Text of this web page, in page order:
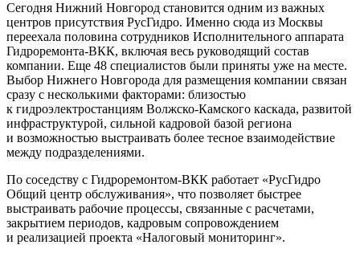
Сегодня Нижний Новгород становится одним из важных
центров присутствия РусГидро. Именно сюда из Москвы
переехала половина сотрудников Исполнительного аппарата
Гидроремонта-ВКК, включая весь руководящий состав
компании. Еще 48 специалистов были приняты уже на месте.
Выбор Нижнего Новгорода для размещения компании связан
сразу с несколькими факторами: близостью
к гидроэлектростанциям Волжско-Камского каскада, развитой
инфраструктурой, сильной кадровой базой региона
и возможностью выстраивать более тесное взаимодействие
между подразделениями.
По соседству с Гидроремонтом-ВКК работает «РусГидро
Общий центр обслуживания», что позволяет быстрее
выстраивать рабочие процессы, связанные с расчетами,
закрытием периодов, кадровым сопровождением
и реализацией проекта «Налоговый мониторинг».